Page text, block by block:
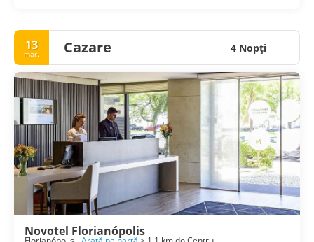
13
mar. Cazare 4 Nopţi
Novotel Florianópolis